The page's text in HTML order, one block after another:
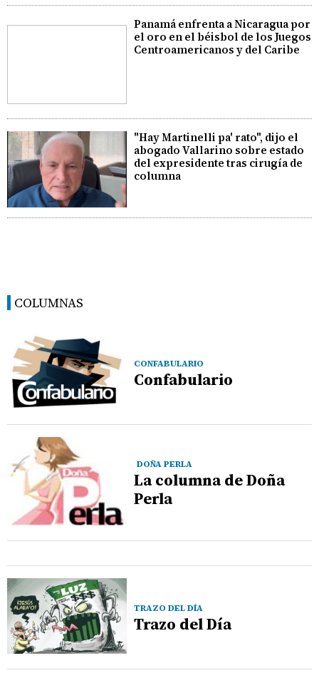
Panamá enfrenta a Nicaragua por
el oro en el béisbol de los Juegos
Centroamericanos y del Caribe
"Hay Martinelli pa' rato", dijo el
abogado Vallarino sobre estado
del expresidente tras cirugía de
columna
COLUMNAS
CONFABULARIO
Confabulario
DOÑA PERLA
La columna de Doña
Perla
TRAZO DEL DÍA
Trazo del Día